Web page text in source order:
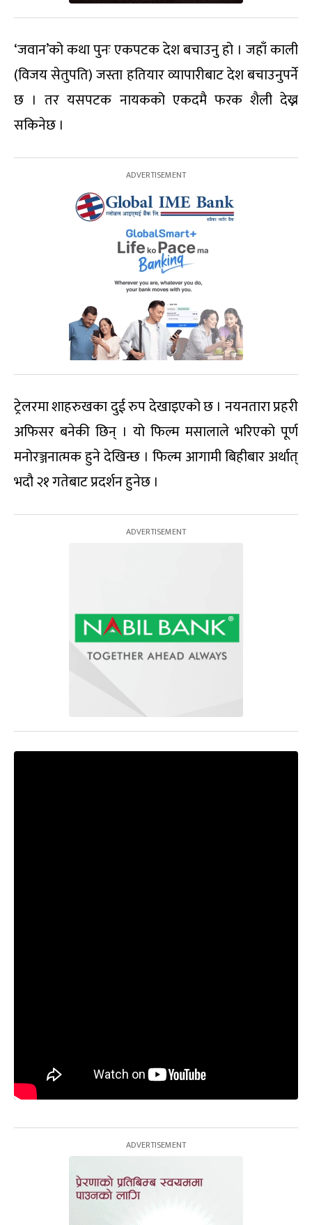
‘जवान’को कथा पुनः एकपटक देश बचाउनु हो । जहाँ काली
(विजय सेतुपति) जस्ता हतियार व्यापारीबाट देश बचाउनुपर्ने
छ । तर यसपटक नायकको एकदमै फरक शैली देख्न
सकिनेछ ।
ट्रेलरमा शाहरुखका दुई रुप देखाइएको छ । नयनतारा प्रहरी
अफिसर बनेकी छिन् । यो फिल्म मसालाले भरिएको पूर्ण
मनोरञ्जनात्मक हुने देखिन्छ । फिल्म आगामी बिहीबार अर्थात्
भदौ २१ गतेबाट प्रदर्शन हुनेछ ।